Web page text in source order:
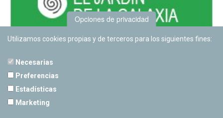
Opciones de privacidad
Utilizamos cookies propias y de terceros para los siguientes fines:
Necesarias
Preferencias
Estadísticas
Marketing